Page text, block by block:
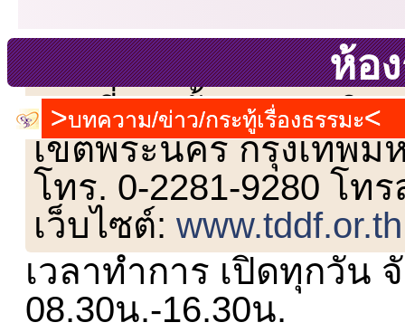
ห้อ
บทความ/ข่าว/กระทู้เรื่องธรรมะ
เลขที่ 23 ชั้น 2 ถนนวิ
เขตพระนคร กรุงเทพม
โทร. 0-2281-9280 โท
เว็บไซต์:www.tddf.or.th
เวลาทำการ เปิดทุกวัน
08.30น.-16.30น.